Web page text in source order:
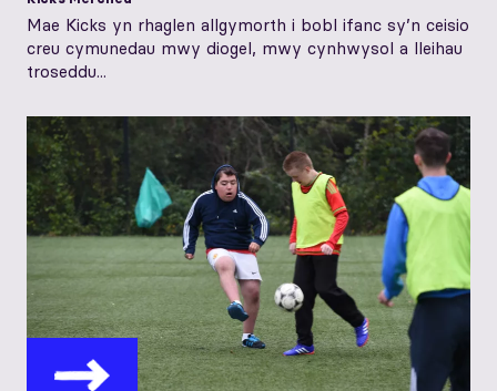
Mae Kicks yn rhaglen allgymorth i bobl ifanc sy’n ceisio
creu cymunedau mwy diogel, mwy cynhwysol a lleihau
troseddu...